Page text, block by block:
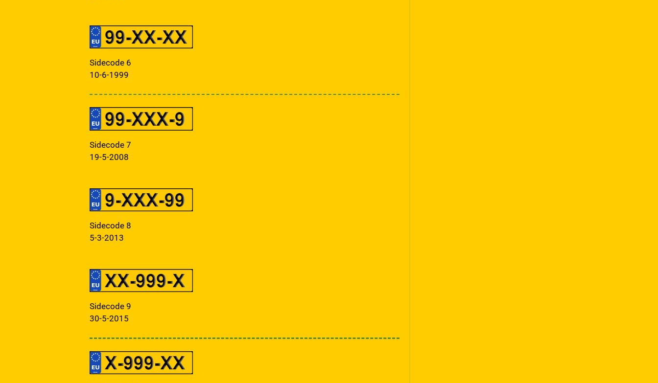
Sidecode 6
10-6-1999
Sidecode 7
19-5-2008
Sidecode 8
5-3-2013
Sidecode 9
30-5-2015